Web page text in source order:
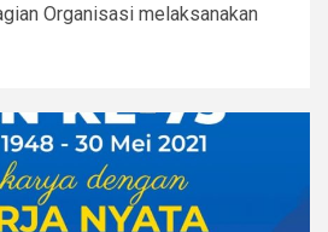
Organisasi melaksanakan